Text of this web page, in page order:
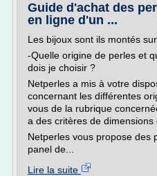
Guide d'achat des
en ligne d'un ...
Les bijoux sont ils montés
-Quelle origine de perles et
dois je choisir ?
Netperles a mis à votre
concernant les différentes
vous de la rubrique
a des critères de dimensions
Netperles vous propose des
panel de...
Lire la suite